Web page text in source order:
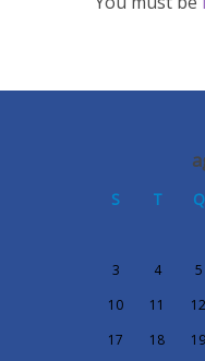
S T Q
3
4 5
10
11 12
17
18 19